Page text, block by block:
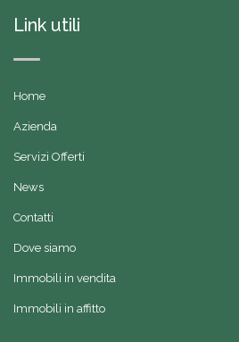
Link utili
Home
Azienda
Servizi Offerti
News
Contatti
Dove siamo
Immobili in vendita
Immobili in affitto